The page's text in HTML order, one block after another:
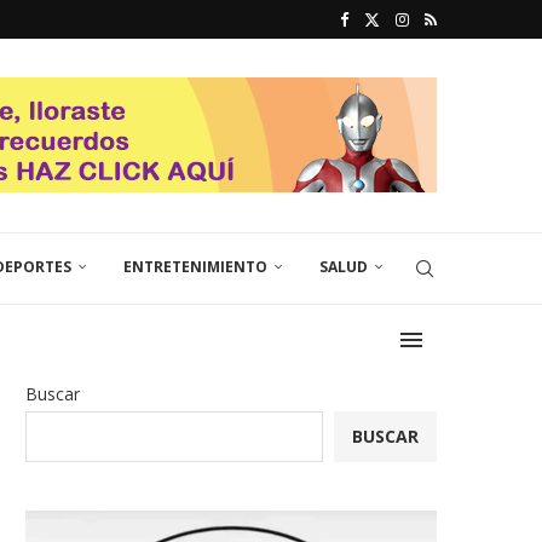
ENTRETENIMIENTO SALUD
Buscar
BUSCAR